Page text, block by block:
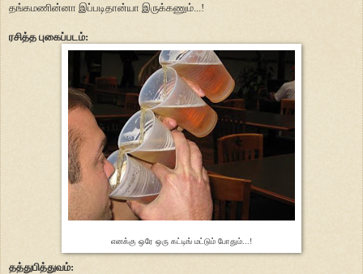
தங்கமணின்னா இப்படிதான்யா இருக்கணும்...!
ரசித்த புகைப்படம்:
எனக்கு ஒரே ஒரு கட்டிங் மட்டும் போதும்...!
தத்துபித்துவம்: